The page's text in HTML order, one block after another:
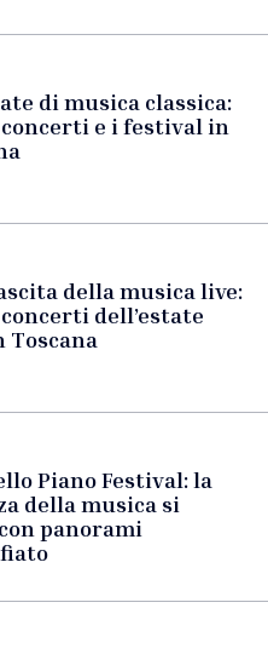
di musica classica:
e i festival in
della musica live:
dell’estate
Toscana
Piano Festival: la
della musica si
panorami